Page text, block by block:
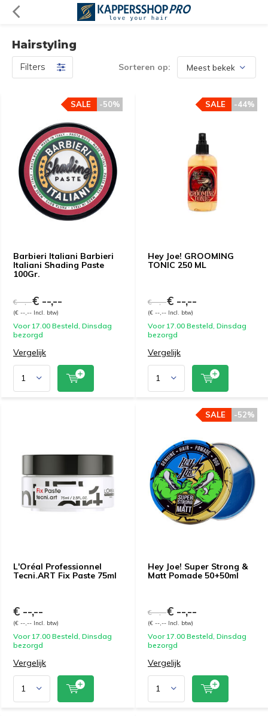
Hairstyling
Filters Sorteren op:
Barbieri Italiani Barbieri
Italiani Shading Paste
100Gr.
-50%
SALE
€ --,--€ --,--
(€ --,-- Incl. btw)
Voor 17.00 Besteld, Dinsdag
bezorgd
Vergelijk
Hey Joe! GROOMING
TONIC 250 ML
-44%
SALE
€ --,--€ --,--
(€ --,-- Incl. btw)
Voor 17.00 Besteld, Dinsdag
bezorgd
Vergelijk
L'Oréal Professionnel
Tecni.ART Fix Paste 75ml
€ --,--
(€ --,-- Incl. btw)
Voor 17.00 Besteld, Dinsdag
bezorgd
Vergelijk
Hey Joe! Super Strong &
Matt Pomade 50+50ml
-52%
SALE
€ --,--€ --,--
(€ --,-- Incl. btw)
Voor 17.00 Besteld, Dinsdag
bezorgd
Vergelijk